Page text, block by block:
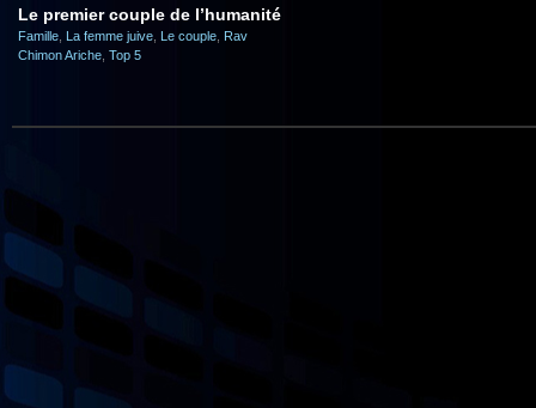
Le premier couple de l’humanité
Famille La femme juive Le couple Rav
Chimon Ariche Top 5